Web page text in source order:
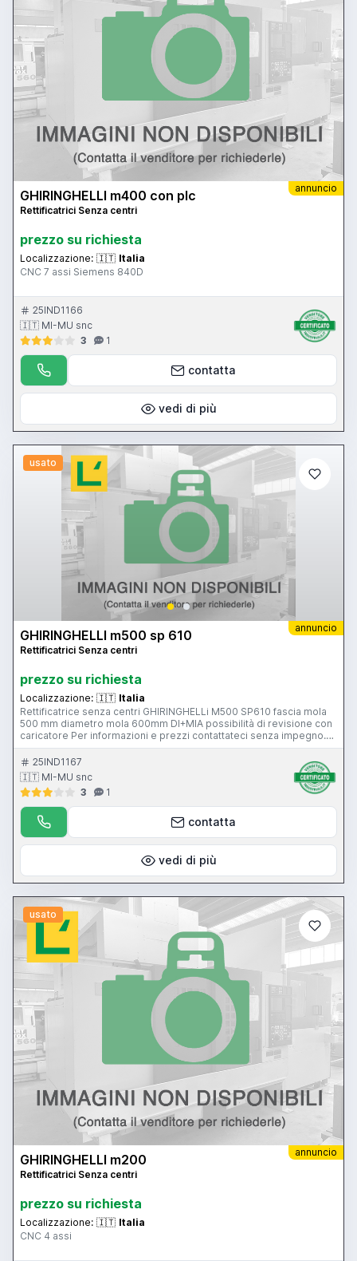
annuncio
GHIRINGHELLI m400 con plc
Rettificatrici Senza centri
prezzo su richiesta
Localizzazione: 🇮🇹 Italia
CNC 7 assi Siemens 840D
25IND1166
🇮🇹 MI-MU snc
3
1
contatta
vedi di più
usato
annuncio
GHIRINGHELLI m500 sp 610
Rettificatrici Senza centri
prezzo su richiesta
Localizzazione: 🇮🇹 Italia
Rettificatrice senza centri GHIRINGHELLi M500 SP610 fascia mola
500 mm diametro mola 600mm DI+MIA possibilità di revisione con
caricatore Per informazioni e prezzi contattateci senza impegno.
La macchina è visibile funzionante nel ns magazzino di Gussago
(BS) Mimu Macchine Utensili rettifica senza centri centerless
grinding machine rectifieuse centerless spitzenlose
Rundschliefmaschine
25IND1167
🇮🇹 MI-MU snc
3
1
contatta
vedi di più
usato
annuncio
GHIRINGHELLI m200
Rettificatrici Senza centri
prezzo su richiesta
Localizzazione: 🇮🇹 Italia
CNC 4 assi